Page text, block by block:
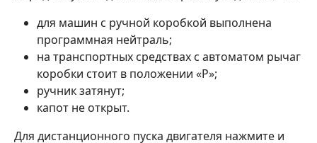
для машин с ручной коробкой выполнена
программная нейтраль;
на транспортных средствах с автоматом рычаг
коробки стоит в положении «P»;
ручник затянут;
капот не открыт.
Для дистанционного пуска двигателя нажмите и